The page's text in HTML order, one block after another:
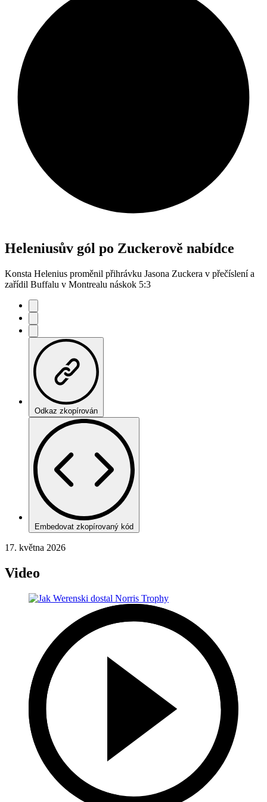
Heleniusův gól po Zuckerově nabídce
Konsta Helenius proměnil přihrávku Jasona Zuckera v přečíslení a
zařídil Buffalu v Montrealu náskok 5:3
Odkaz zkopírován
Embedovat zkopírovaný kód
17. května 2026
Video